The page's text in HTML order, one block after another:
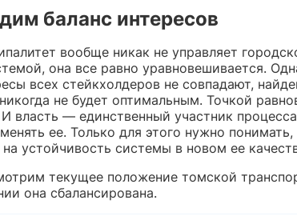
баланс интересов
вообще никак не управляет
она все равно уравновешивается.
всех стейкхолдеров не совпадают,
не будет оптимальным. Точкой
власть — единственный участник
ее. Только для этого нужно
на устойчивость системы в новом ее
текущее положение томской
она сбалансирована.